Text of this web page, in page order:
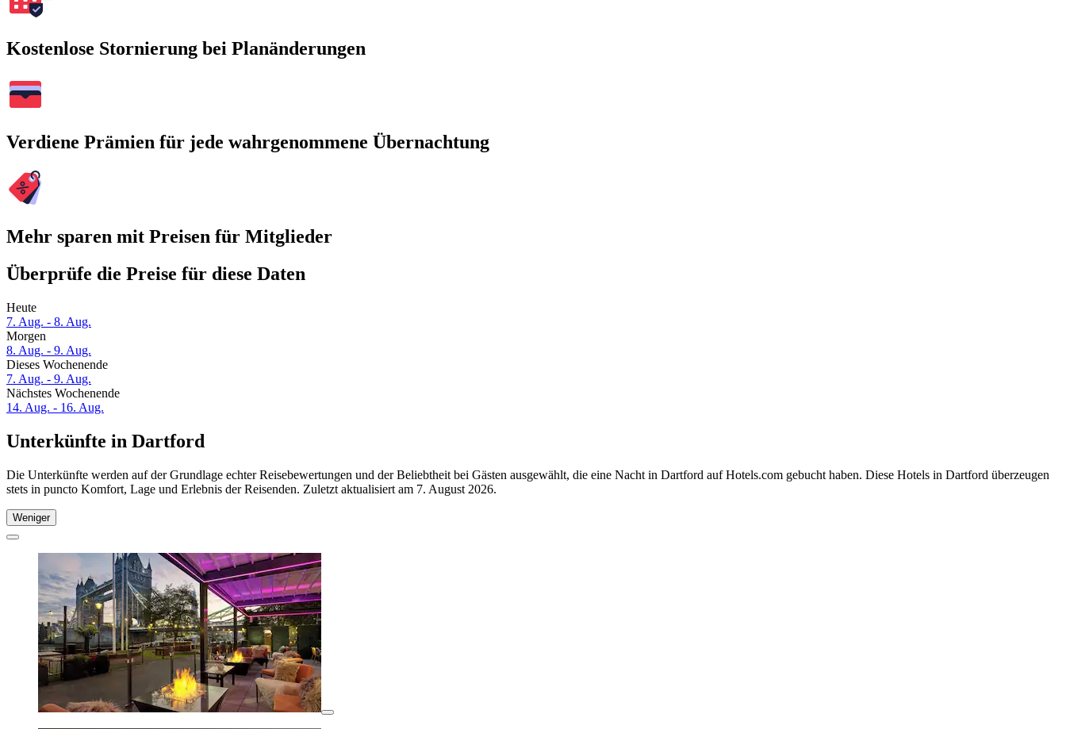
Kostenlose Stornierung bei Planänderungen
Verdiene Prämien für jede wahrgenommene Übernachtung
Mehr sparen mit Preisen für Mitglieder
Überprüfe die Preise für diese Daten
Heute
7. Aug. - 8. Aug.
Morgen
8. Aug. - 9. Aug.
Dieses Wochenende
7. Aug. - 9. Aug.
Nächstes Wochenende
14. Aug. - 16. Aug.
Unterkünfte in Dartford
Die Unterkünfte werden auf der Grundlage echter Reisebewertungen und der Beliebtheit bei Gästen ausgewählt, die eine Nacht in Dartford auf Hotels.com gebucht haben. Diese Hotels in Dartford überzeugen
stets in puncto Komfort, Lage und Erlebnis der Reisenden. Zuletzt aktualisiert am 7. August 2026.
Weniger